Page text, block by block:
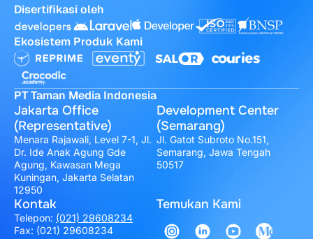
Disertifikasi oleh
Ekosistem Produk Kami
PT Taman Media Indonesia
Jakarta Office
(Representative)
Menara Rajawali, Level 7-1, Jl.
Dr. Ide Anak Agung Gde
Agung, Kawasan Mega
Kuningan, Jakarta Selatan
12950
Development Center
(Semarang)
Jl. Gatot Subroto No.151,
Semarang, Jawa Tengah
50517
Kontak
Telepon: (021) 29608234
Fax: (021) 29608234
Temukan Kami